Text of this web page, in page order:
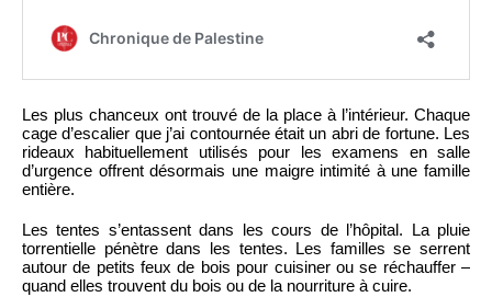
Les plus chanceux ont trouvé de la place à l’intérieur. Chaque
cage d’escalier que j’ai contournée était un abri de fortune. Les
rideaux habituellement utilisés pour les examens en salle
d’urgence offrent désormais une maigre intimité à une famille
entière.
Les tentes s’entassent dans les cours de l’hôpital. La pluie
torrentielle pénètre dans les tentes. Les familles se serrent
autour de petits feux de bois pour cuisiner ou se réchauffer –
quand elles trouvent du bois ou de la nourriture à cuire.